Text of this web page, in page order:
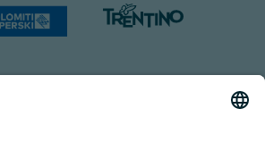
220.000,00 | VAT: 01901280220